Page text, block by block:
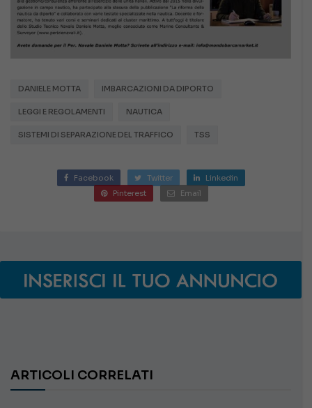
DANIELE MOTTA IMBARCAZIONI DA DIPORTO
LEGGI E REGOLAMENTI NAUTICA
SISTEMI DI SEPARAZIONE DEL TRAFFICO TSS
Facebook Twitter
Linkedin
Pinterest
Email
ARTICOLI CORRELATI